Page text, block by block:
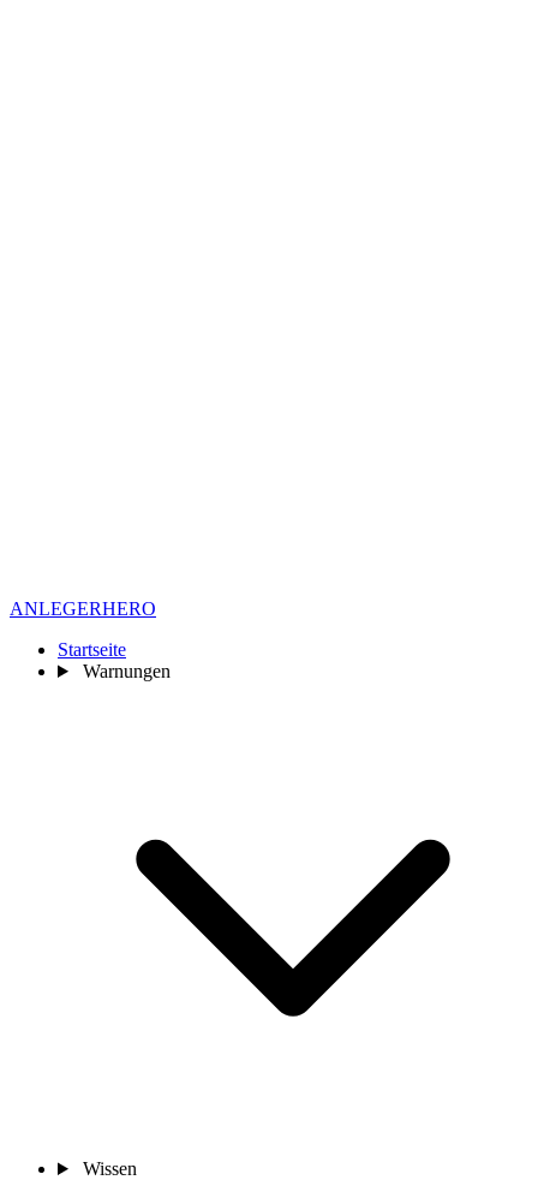
ANLEGERHERO
Startseite
Warnungen
Wissen